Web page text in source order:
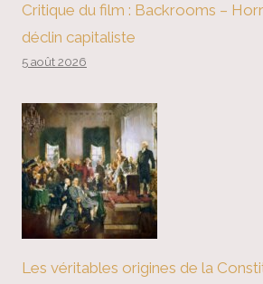
Critique du film : Backrooms –
déclin capitaliste
5 août 2026
Les véritables origines de la